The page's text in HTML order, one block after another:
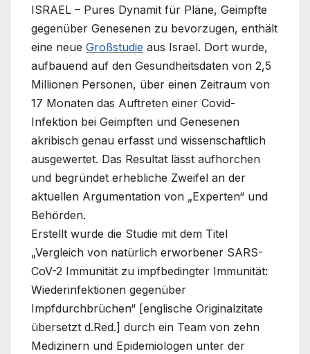
ISRAEL – Pures Dynamit für Pläne, Geimpfte
gegenüber Genesenen zu bevorzugen, enthält
eine neue Großstudie aus Israel. Dort wurde,
aufbauend auf den Gesundheitsdaten von 2,5
Millionen Personen, über einen Zeitraum von
17 Monaten das Auftreten einer Covid-
Infektion bei Geimpften und Genesenen
akribisch genau erfasst und wissenschaftlich
ausgewertet. Das Resultat lässt aufhorchen
und begründet erhebliche Zweifel an der
aktuellen Argumentation von „Experten“ und
Behörden.
Erstellt wurde die Studie mit dem Titel
„Vergleich von natürlich erworbener SARS-
CoV-2 Immunität zu impfbedingter Immunität:
Wiederinfektionen gegenüber
Impfdurchbrüchen“ [englische Originalzitate
übersetzt d.Red.] durch ein Team von zehn
Medizinern und Epidemiologen unter der